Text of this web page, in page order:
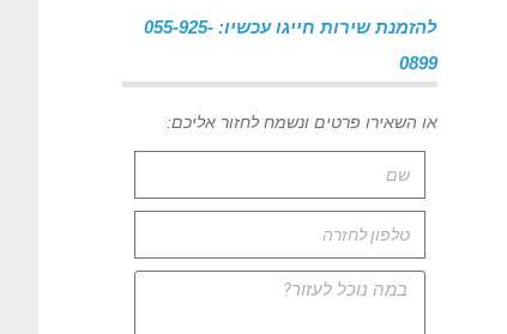
להזמנת שירות חייגו עכשיו: 055-925-
0899
או השאירו פרטים ונשמח לחזור אליכם: